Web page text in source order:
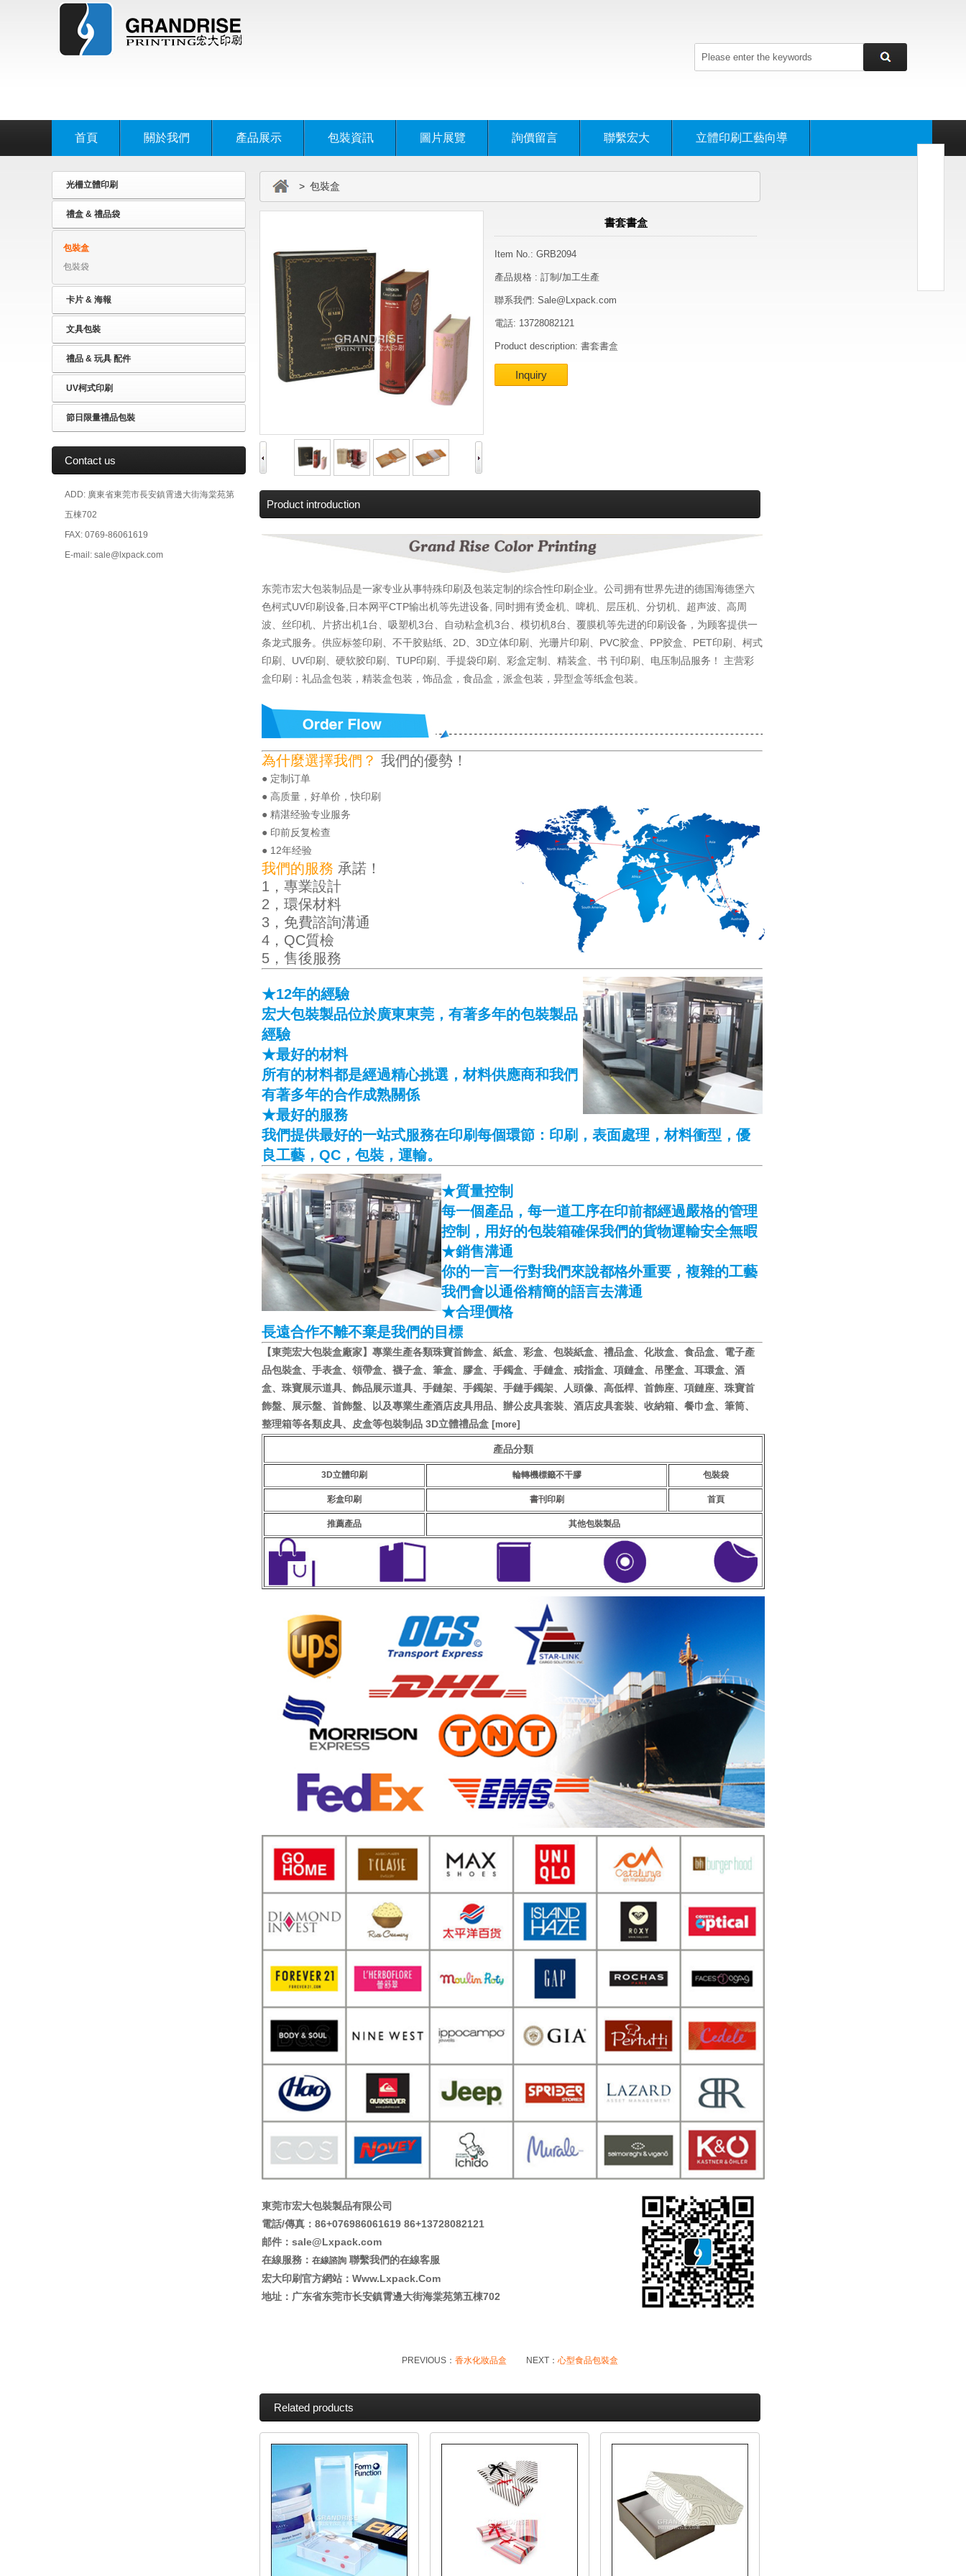
首頁 關於我們 產品展示 包裝資訊 圖片展覽 詢價留言 聯繫宏大 立體印刷工藝向導
光柵立體印刷
禮盒 & 禮品袋
包裝盒
包裝袋
卡片 & 海報
文具包裝
禮品 & 玩具 配件
UV柯式印刷
節日限量禮品包裝
Contact us
ADD: 廣東省東莞市長安鎮霄邊大街海棠苑第
五棟702
FAX: 0769-86061619
E-mail: sale@lxpack.com
> 包裝盒
書套書盒
Item No.: GRB2094
產品規格 : 訂制/加工生產
聯系我們: Sale@Lxpack.com
電話: 13728082121
Product description: 書套書盒
Inquiry
Product introduction
东莞市宏大包装制品是一家专业从事特殊印刷及包装定制的综合性印刷企业。公司拥有世界先进的德国海德堡六
色柯式UV印刷设备,日本网平CTP输出机等先进设备, 同时拥有烫金机、啤机、层压机、分切机、超声波、高周
波、丝印机、片挤出机1台、吸塑机3台、自动粘盒机3台、模切机8台、覆膜机等先进的印刷设备，为顾客提供一
条龙式服务。供应标签印刷、不干胶贴纸、2D、3D立体印刷、光珊片印刷、PVC胶盒、PP胶盒、PET印刷、柯式
印刷、UV印刷、硬软胶印刷、TUP印刷、手提袋印刷、彩盒定制、精装盒、书 刊印刷、电压制品服务！ 主营彩
盒印刷：礼品盒包装，精装盒包装，饰品盒，食品盒，派盒包装，异型盒等纸盒包装。
為什麼選擇我們？ 我們的優勢！
● 定制订单
● 高质量，好单价，快印刷
● 精湛经验专业服务
● 印前反复检查
● 12年经验
我們的服務 承諾！
1，專業設計
2，環保材料
3，免費諮詢溝通
4，QC質檢
5，售後服務
★12年的經驗
宏大包裝製品位於廣東東莞，有著多年的包裝製品
經驗
★最好的材料
所有的材料都是經過精心挑選，材料供應商和我們
有著多年的合作成熟關係
★最好的服務
我們提供最好的一站式服務在印刷每個環節：印刷，表面處理，材料衝型，優
良工藝，QC，包裝，運輸。
★質量控制
每一個產品，每一道工序在印前都經過嚴格的管理
控制，用好的包裝箱確保我們的貨物運輸安全無暇
★銷售溝通
你的一言一行對我們來說都格外重要，複雜的工藝
我們會以通俗精簡的語言去溝通
★合理價格
長遠合作不離不棄是我們的目標
【東莞宏大包裝盒廠家】專業生產各類珠寶首飾盒、紙盒、彩盒、包裝紙盒、禮品盒、化妝盒、食品盒、電子產
品包裝盒、手表盒、領帶盒、襪子盒、筆盒、膠盒、手鐲盒、手鏈盒、戒指盒、項鏈盒、吊墜盒、耳環盒、酒
盒、珠寶展示道具、飾品展示道具、手鏈架、手鐲架、手鏈手鐲架、人頭像、高低桿、首飾座、項鏈座、珠寶首
飾盤、展示盤、首飾盤、以及專業生產酒店皮具用品、辦公皮具套裝、酒店皮具套裝、收納箱、餐巾盒、筆筒、
整理箱等各類皮具、皮盒等包裝制品 3D立體禮品盒 [more]
產品分類
3D立體印刷 輪轉機標籤不干膠 包裝袋
彩盒印刷 書刊印刷 首頁
推薦產品 其他包裝製品
東莞市宏大包裝製品有限公司
電話/傳真：86+076986061619 86+13728082121
邮件：sale@Lxpack.com
在線服務： 在線諮詢 聯繫我們的在線客服
宏大印刷官方網站：Www.Lxpack.Com
地址：广东省东莞市长安鎮霄邊大街海棠苑第五棟702
PREVIOUS： 香水化妝品盒 NEXT： 心型食品包裝盒
Related products